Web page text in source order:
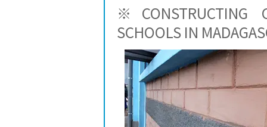
※CONSTRUCTING
SCHOOLS IN